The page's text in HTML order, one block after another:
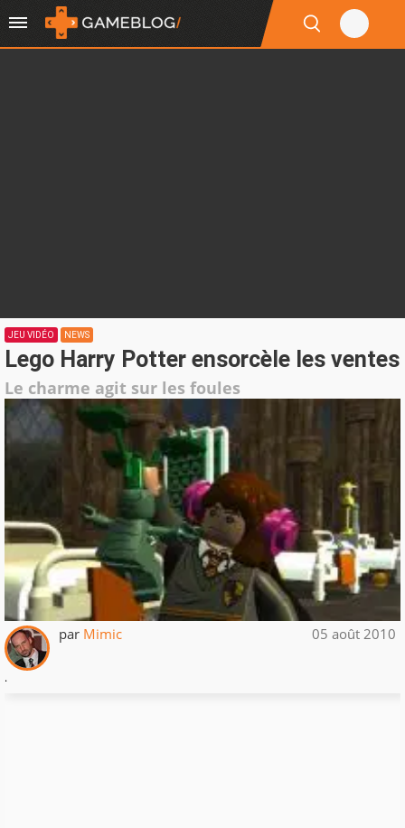
JEU VIDÉO NEWS
Lego Harry Potter ensorcèle les ventes
Le charme agit sur les foules
par Mimic 05 août 2010
.